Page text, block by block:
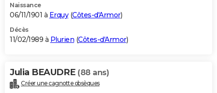
Naissance
06/11/1901 à Erquy(Côtes-d'Armor)
Décès
11/02/1989 à Plurien (Côtes-d'Armor)
Julia BEAUDRE (88 ans)
Créer une cagnotte obsèques